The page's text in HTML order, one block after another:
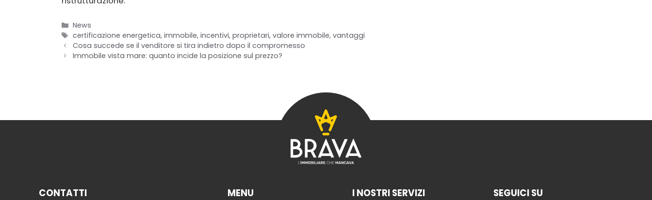
Categorie
News
Tag
certificazione energetica, immobile, incentivi, proprietari, valore immobile, vantaggi
Cosa succede se il venditore si tira indietro dopo il compromesso
Immobile vista mare: quanto incide la posizione sul prezzo?
CONTATTI MENU I NOSTRI SERVIZI SEGUICI SU